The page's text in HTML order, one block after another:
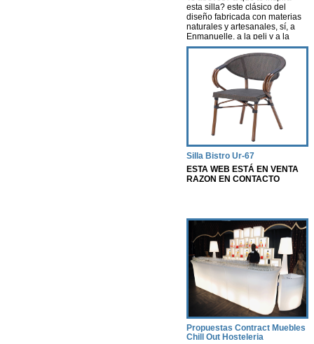
esta silla? este clásico del
diseño fabricada con materias
naturales y artesanales, sí, a
Enmanuelle, a la peli y a la
actriz, una pelicula que creó
escuela. Esta silla nos evoca
aires de nostalgia, libertad y
porque no decirlo…cierta
sexualidad…
Silla Bistro Ur-67
ESTA WEB ESTÁ EN VENTA
RAZON EN CONTACTO
Propuestas Contract Muebles
Chill Out Hosteleria